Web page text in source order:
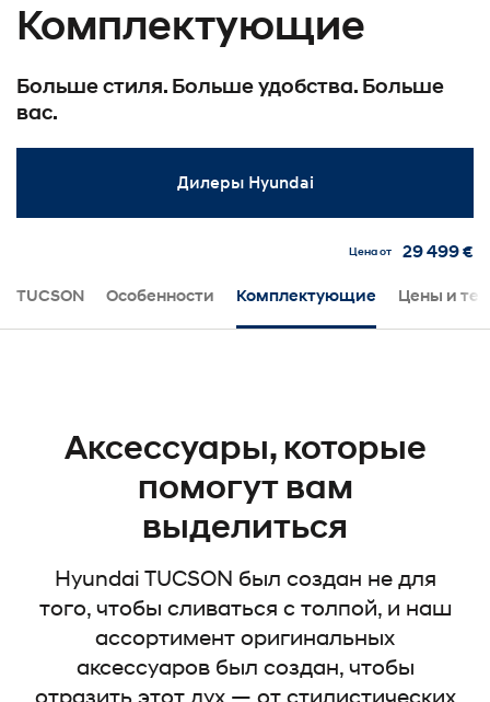
Комплектующие
Больше стиля. Больше удобства. Больше
вас.
Дилеры Hyundai
TUCSON Особенности Комплектующие Цены и
Цена от 29 499 €
Аксессуары, которые
помогут вам
выделиться
Hyundai TUCSON был создан не для
того, чтобы сливаться с толпой, и наш
ассортимент оригинальных
аксессуаров был создан, чтобы
отразить этот дух — от стилистических